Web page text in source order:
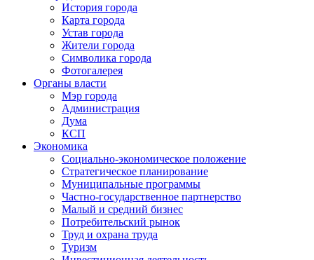
История города
Карта города
Устав города
Жители города
Символика города
Фотогалерея
Органы власти
Мэр города
Администрация
Дума
КСП
Экономика
Социально-экономическое положение
Стратегическое планирование
Муниципальные программы
Частно-государственное партнерство
Малый и средний бизнес
Потребительский рынок
Труд и охрана труда
Туризм